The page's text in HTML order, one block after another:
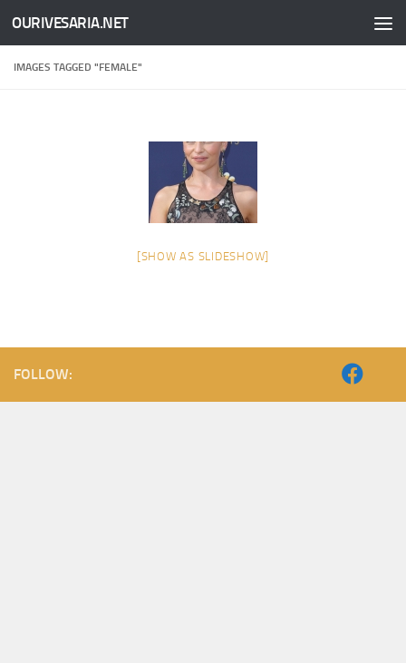
Skip to content
OURIVESARIA.NET
IMAGES TAGGED "FEMALE"
[SHOW AS SLIDESHOW]
FOLLOW: